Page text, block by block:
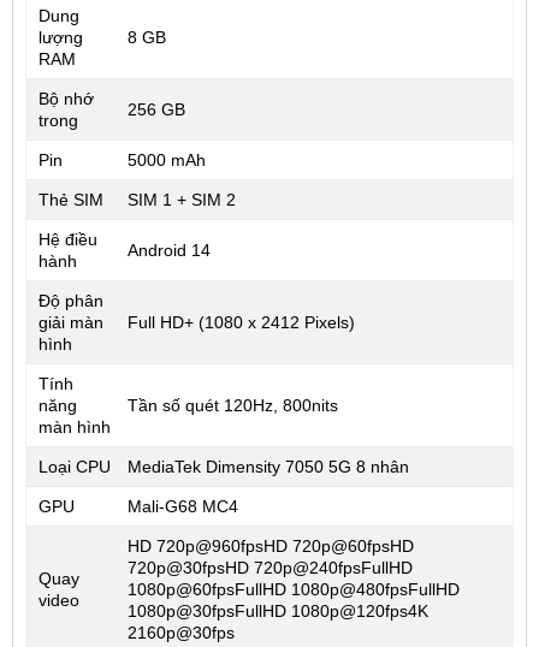
Dung
lượng
RAM
8 GB
Bộ nhớ
trong
256 GB
Pin 5000 mAh
Thẻ SIM SIM 1 + SIM 2
Hệ điều
hành
Android 14
Độ phân
giải màn
hình
Full HD+ (1080 x 2412 Pixels)
Tính
năng
màn hình
Tần số quét 120Hz, 800nits
Loại CPU MediaTek Dimensity 7050 5G 8 nhân
GPU Mali-G68 MC4
Quay
video
HD 720p@960fpsHD 720p@60fpsHD
720p@30fpsHD 720p@240fpsFullHD
1080p@60fpsFullHD 1080p@480fpsFullHD
1080p@30fpsFullHD 1080p@120fps4K
2160p@30fps